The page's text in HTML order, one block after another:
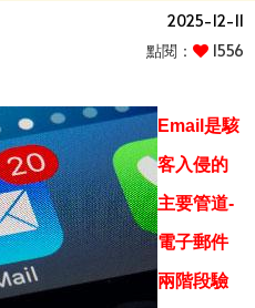
2025-12-11
點閱：
1556
Email是駭
客入侵的
主要管道-
電子郵件
兩階段驗